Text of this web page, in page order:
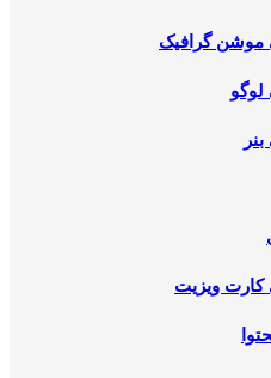
موشن گرافیک
کارت ویزیت